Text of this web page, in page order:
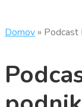
Domov » Podcast